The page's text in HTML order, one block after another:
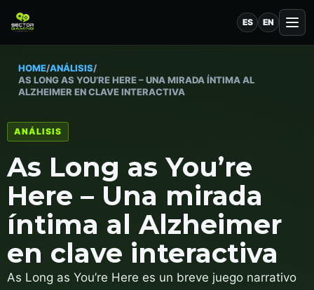
ES EN
HOME/ANÁLISIS/
AS LONG AS YOU’RE HERE – UNA MIRADA ÍNTIMA AL
ALZHEIMER EN CLAVE INTERACTIVA
ANÁLISIS
As Long as You’re
Here – Una mirada
íntima al Alzheimer
en clave interactiva
As Long as You’re Here es un breve juego narrativo